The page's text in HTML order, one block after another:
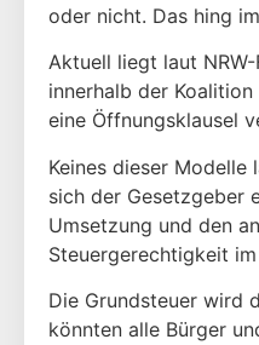
oder nicht. Das hing
Aktuell liegt laut
innerhalb der
eine Öffnungsklausel
Keines dieser
sich der Gesetzgeber
Umsetzung und den
Steuergerechtigkeit
Die Grundsteuer wird
könnten alle Bürger